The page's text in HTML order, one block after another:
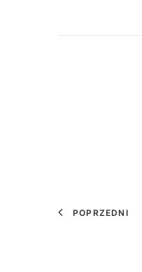
POPRZEDNI